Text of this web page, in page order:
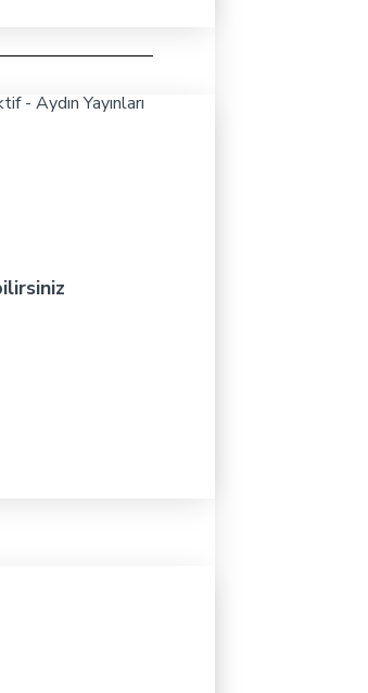
- Aydın Yayınları